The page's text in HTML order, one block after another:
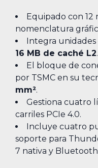
Equipado con 12
nomenclatura
Integra unidades
16 MB de caché L2.
El bloque de
por TSMC en su
mm².
Gestiona cuatro
carriles PCIe 4.0.
Incluye cuatro
soporte para
7 nativa y Bluetooth